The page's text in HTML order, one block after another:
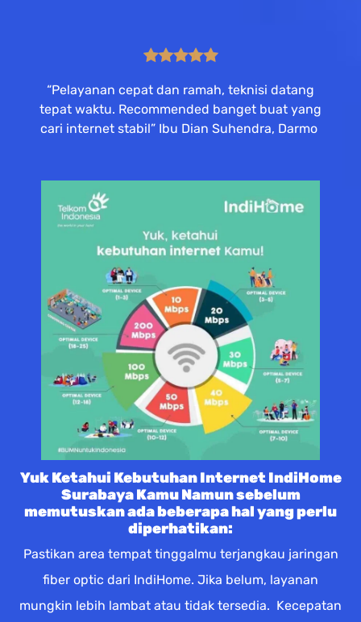
“Pelayanan cepat dan ramah, teknisi datang
tepat waktu. Recommended banget buat yang
cari internet stabil” Ibu Dian Suhendra, Darmo
Yuk Ketahui Kebutuhan Internet IndiHome
Surabaya Kamu Namun sebelum
memutuskan ada beberapa hal yang perlu
diperhatikan:
Pastikan area tempat tinggalmu terjangkau jaringan
fiber optic dari IndiHome. Jika belum, layanan
mungkin lebih lambat atau tidak tersedia. Kecepatan